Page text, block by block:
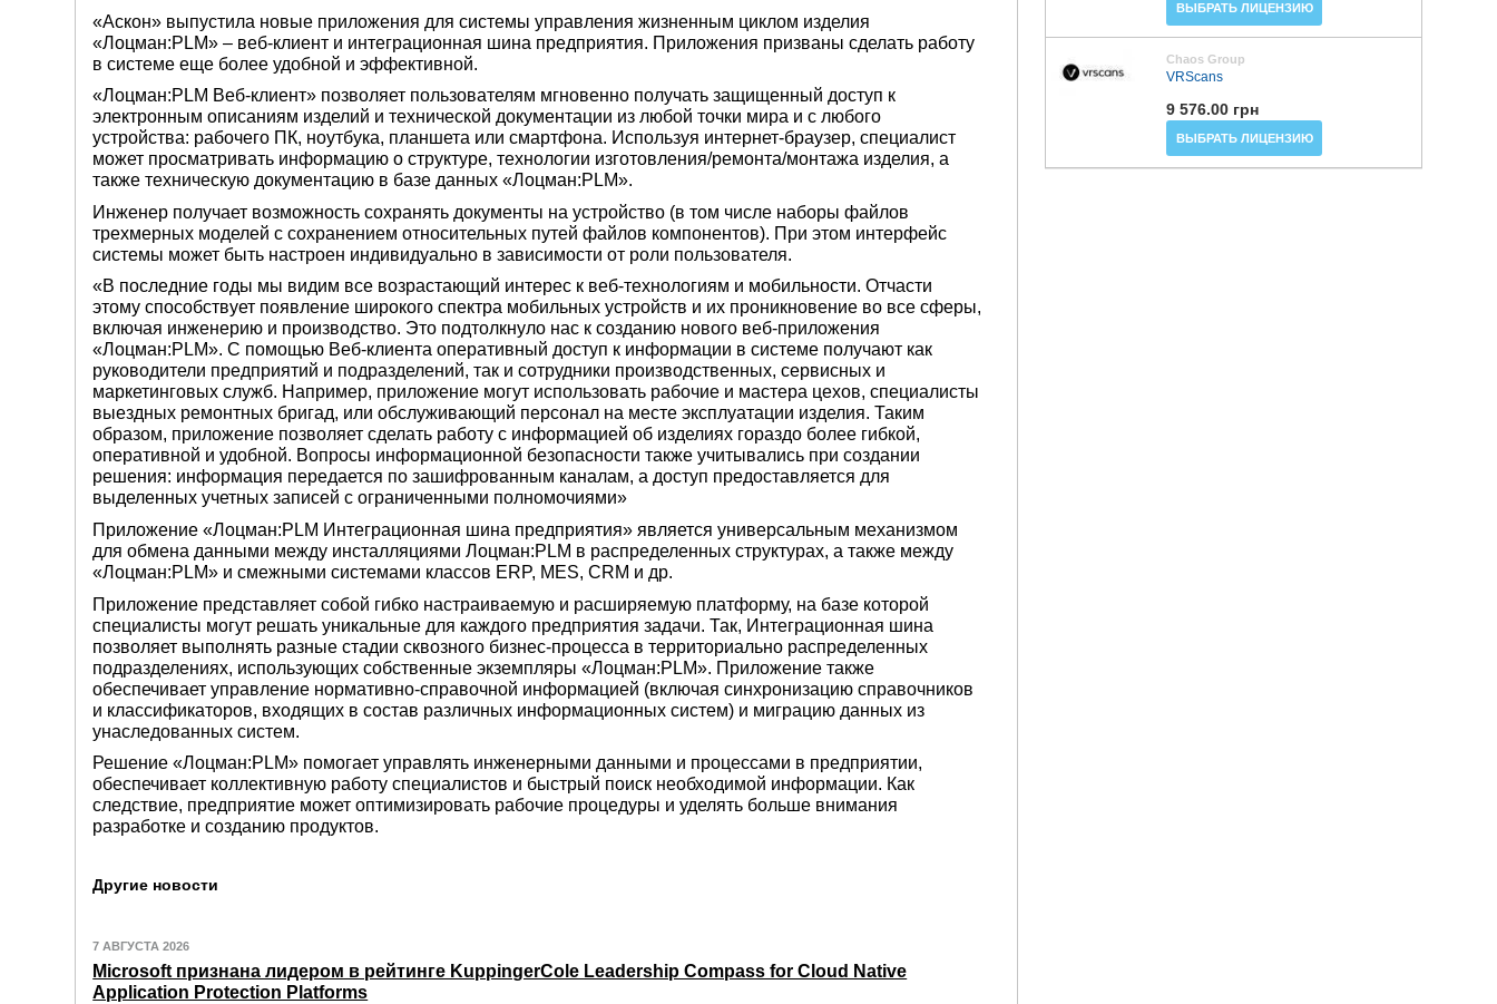
«Аскон» выпустила новые приложения для системы управления жизненным циклом изделия
«Лоцман:PLM» – веб-клиент и интеграционная шина предприятия. Приложения призваны сделать работу
в системе еще более удобной и эффективной.
«Лоцман:PLM Веб-клиент» позволяет пользователям мгновенно получать защищенный доступ к
электронным описаниям изделий и технической документации из любой точки мира и с любого
устройства: рабочего ПК, ноутбука, планшета или смартфона. Используя интернет-браузер, специалист
может просматривать информацию о структуре, технологии изготовления/ремонта/монтажа изделия, а
также техническую документацию в базе данных «Лоцман:PLM».
Инженер получает возможность сохранять документы на устройство (в том числе наборы файлов
трехмерных моделей с сохранением относительных путей файлов компонентов). При этом интерфейс
системы может быть настроен индивидуально в зависимости от роли пользователя.
«В последние годы мы видим все возрастающий интерес к веб-технологиям и мобильности. Отчасти
этому способствует появление широкого спектра мобильных устройств и их проникновение во все сферы,
включая инженерию и производство. Это подтолкнуло нас к созданию нового веб-приложения
«Лоцман:PLM». С помощью Веб-клиента оперативный доступ к информации в системе получают как
руководители предприятий и подразделений, так и сотрудники производственных, сервисных и
маркетинговых служб. Например, приложение могут использовать рабочие и мастера цехов, специалисты
выездных ремонтных бригад, или обслуживающий персонал на месте эксплуатации изделия. Таким
образом, приложение позволяет сделать работу с информацией об изделиях гораздо более гибкой,
оперативной и удобной. Вопросы информационной безопасности также учитывались при создании
решения: информация передается по зашифрованным каналам, а доступ предоставляется для
выделенных учетных записей с ограниченными полномочиями»
Приложение «Лоцман:PLM Интеграционная шина предприятия» является универсальным механизмом
для обмена данными между инсталляциями Лоцман:PLM в распределенных структурах, а также между
«Лоцман:PLM» и смежными системами классов ERP, MES, CRM и др.
Приложение представляет собой гибко настраиваемую и расширяемую платформу, на базе которой
специалисты могут решать уникальные для каждого предприятия задачи. Так, Интеграционная шина
позволяет выполнять разные стадии сквозного бизнес-процесса в территориально распределенных
подразделениях, использующих собственные экземпляры «Лоцман:PLM». Приложение также
обеспечивает управление нормативно-справочной информацией (включая синхронизацию справочников
и классификаторов, входящих в состав различных информационных систем) и миграцию данных из
унаследованных систем.
Решение «Лоцман:PLM» помогает управлять инженерными данными и процессами в предприятии,
обеспечивает коллективную работу специалистов и быстрый поиск необходимой информации. Как
следствие, предприятие может оптимизировать рабочие процедуры и уделять больше внимания
разработке и созданию продуктов.
Другие новости
7 АВГУСТА 2026
Microsoft признана лидером в рейтинге KuppingerCole Leadership Compass for Cloud Native
Application Protection Platforms
ВЫБРАТЬ ЛИЦЕНЗИЮ
Chaos Group
VRScans
9 576.00 грн
ВЫБРАТЬ ЛИЦЕНЗИЮ